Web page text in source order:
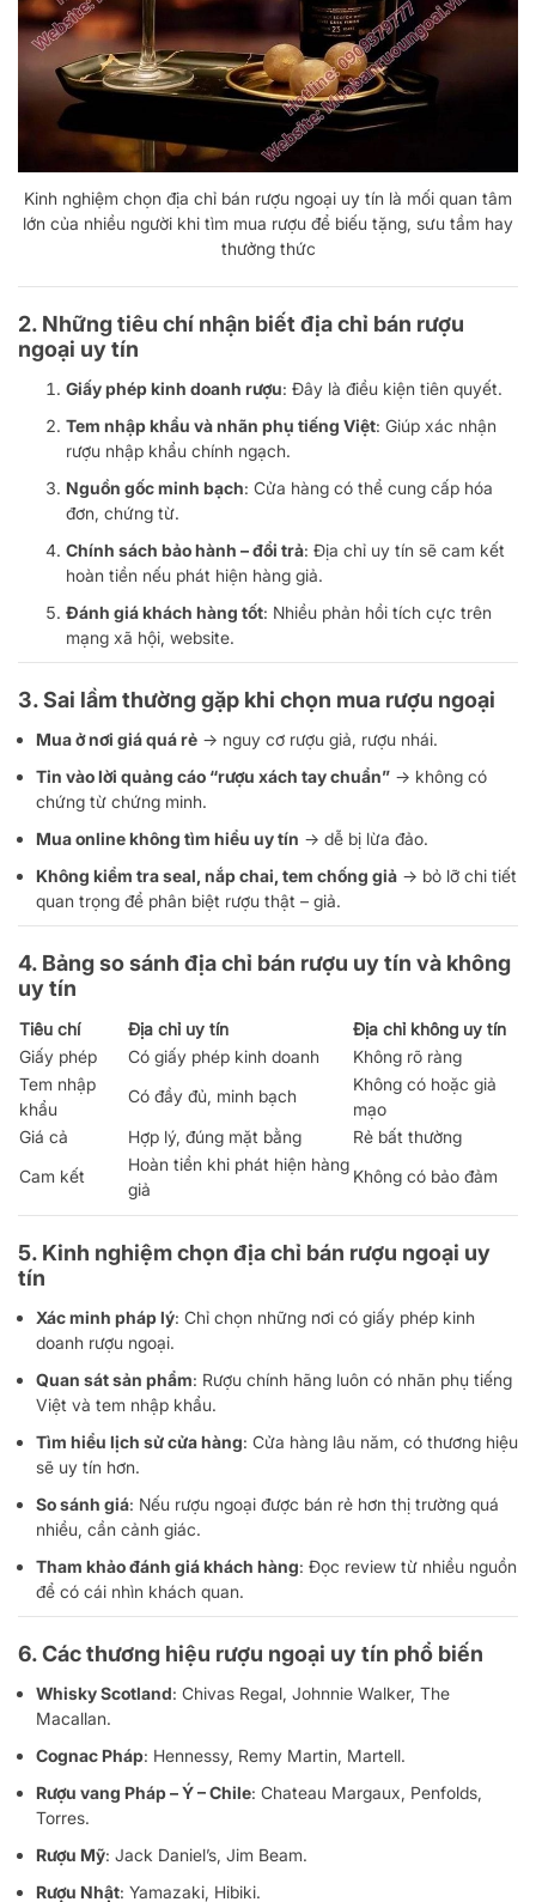
Kinh nghiệm chọn địa chỉ bán rượu ngoại uy tín là mối quan tâm
lớn của nhiều người khi tìm mua rượu để biếu tặng, sưu tầm hay
thưởng thức
2. Những tiêu chí nhận biết địa chỉ bán rượu
ngoại uy tín
Giấy phép kinh doanh rượu: Đây là điều kiện tiên quyết.
Tem nhập khẩu và nhãn phụ tiếng Việt: Giúp xác nhận
rượu nhập khẩu chính ngạch.
Nguồn gốc minh bạch: Cửa hàng có thể cung cấp hóa
đơn, chứng từ.
Chính sách bảo hành – đổi trả: Địa chỉ uy tín sẽ cam kết
hoàn tiền nếu phát hiện hàng giả.
Đánh giá khách hàng tốt: Nhiều phản hồi tích cực trên
mạng xã hội, website.
3. Sai lầm thường gặp khi chọn mua rượu ngoại
Mua ở nơi giá quá rẻ → nguy cơ rượu giả, rượu nhái.
Tin vào lời quảng cáo “rượu xách tay chuẩn” → không có
chứng từ chứng minh.
Mua online không tìm hiểu uy tín → dễ bị lừa đảo.
Không kiểm tra seal, nắp chai, tem chống giả → bỏ lỡ chi tiết
quan trọng để phân biệt rượu thật – giả.
4. Bảng so sánh địa chỉ bán rượu uy tín và không
uy tín
Tiêu chí Địa chỉ uy tín
Địa chỉ không uy tín
Giấy phép
Có giấy phép kinh doanh
Không rõ ràng
Tem nhập
khẩu
Có đầy đủ, minh bạch
Không có hoặc giả
mạo
Giá cả
Hợp lý, đúng mặt bằng
Rẻ bất thường
Cam kết
Hoàn tiền khi phát hiện hàng
giả
Không có bảo đảm
5. Kinh nghiệm chọn địa chỉ bán rượu ngoại uy
tín
Xác minh pháp lý: Chỉ chọn những nơi có giấy phép kinh
doanh rượu ngoại.
Quan sát sản phẩm: Rượu chính hãng luôn có nhãn phụ tiếng
Việt và tem nhập khẩu.
Tìm hiểu lịch sử cửa hàng: Cửa hàng lâu năm, có thương hiệu
sẽ uy tín hơn.
So sánh giá: Nếu rượu ngoại được bán rẻ hơn thị trường quá
nhiều, cần cảnh giác.
Tham khảo đánh giá khách hàng: Đọc review từ nhiều nguồn
để có cái nhìn khách quan.
6. Các thương hiệu rượu ngoại uy tín phổ biến
Whisky Scotland: Chivas Regal, Johnnie Walker, The
Macallan.
Cognac Pháp: Hennessy, Remy Martin, Martell.
Rượu vang Pháp – Ý – Chile: Chateau Margaux, Penfolds,
Torres.
Rượu Mỹ: Jack Daniel’s, Jim Beam.
Rượu Nhật: Yamazaki, Hibiki.